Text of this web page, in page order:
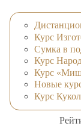
Курс
Сумка в
Курс
Курс
Новые
Курс